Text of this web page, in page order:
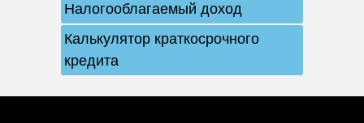
Налогооблагаемый доход
Калькулятор краткосрочного
кредита